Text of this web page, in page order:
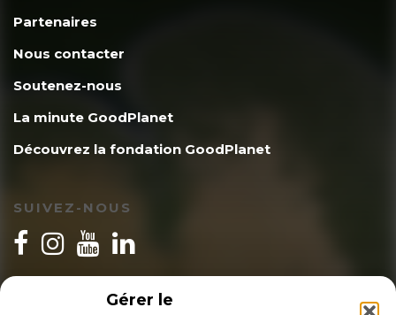
Gérer le
Partenaires
Nous contacter
Soutenez-nous
La minute GoodPlanet
Découvrez la fondation GoodPlanet
SUIVEZ-NOUS
INSCRIPTION NEWSLETTER